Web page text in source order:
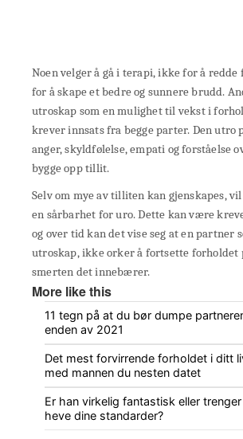
Noen velger å gå i terapi, ikke for å redde
for å skape et bedre og sunnere brudd.
utroskap som en mulighet til vekst i
krever innsats fra begge parter. Den utro
anger, skyldfølelse, empati og forståelse
bygge opp tillit.
Selv om mye av tilliten kan gjenskapes,
en sårbarhet for uro. Dette kan være
og over tid kan det vise seg at en partner
utroskap, ikke orker å fortsette forholdet
smerten det innebærer.
More like this
11 tegn på at du bør dumpe
enden av 2021
Det mest forvirrende forholdet i ditt
med mannen du nesten datet
Er han virkelig fantastisk eller
heve dine standarder?